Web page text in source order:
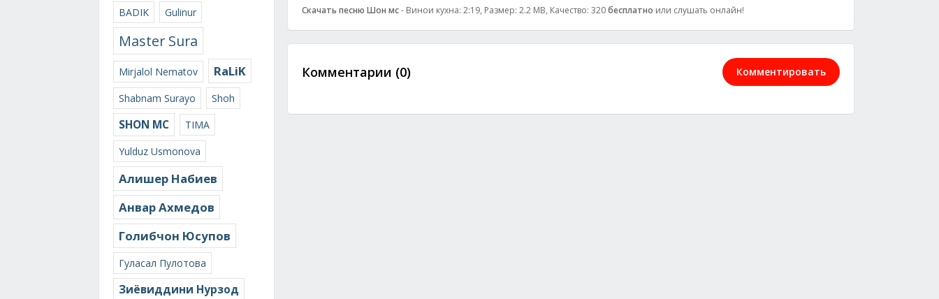
BADIK Gulinur
Master Sura
Mirjalol Nematov RaLiK
Shabnam Surayo Shoh
SHON MC
TIMA
Yulduz Usmonova
Алишер Набиев
Анвар Ахмедов
Голибчон Юсупов
Гуласал Пулотова
Зиёвиддини Нурзод
Скачать песню Шон мс- Винои кухна: 2:19, Размер: 2.2 MB, Качество: 320бесплатно или слушать онлайн!
Комментарии (0) Комментировать